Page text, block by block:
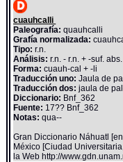
cuauhcalli
Paleografía: quauhcalli
Grafía normalizada:
Tipo: r.n.
Análisis: r.n. - r.n. + -suf.
Forma: cuauh-cal + -li
Traducción uno: Jaula de
Traducción dos: jaula de
Diccionario: Bnf_362
Fuente: 17?? Bnf_362
Notas: qua--
Gran Diccionario Náhuatl
México [Ciudad
la Web http://